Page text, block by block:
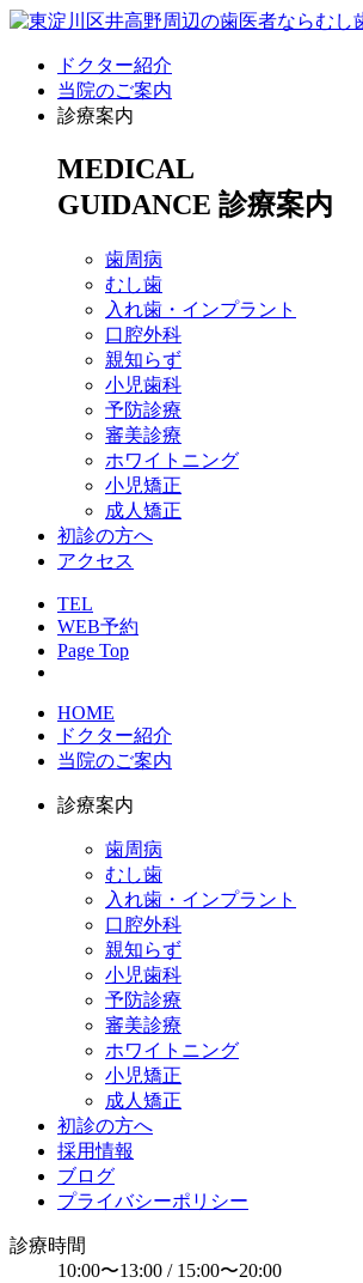
ドクター紹介
当院のご案内
診療案内
MEDICAL
GUIDANCE 診療案内
歯周病
むし歯
入れ歯・インプラント
口腔外科
親知らず
小児歯科
予防診療
審美診療
ホワイトニング
小児矯正
成人矯正
初診の方へ
アクセス
TEL
WEB予約
Page Top
HOME
ドクター紹介
当院のご案内
診療案内
歯周病
むし歯
入れ歯・インプラント
口腔外科
親知らず
小児歯科
予防診療
審美診療
ホワイトニング
小児矯正
成人矯正
初診の方へ
採用情報
ブログ
プライバシーポリシー
診療時間
10:00〜13:00 / 15:00〜20:00